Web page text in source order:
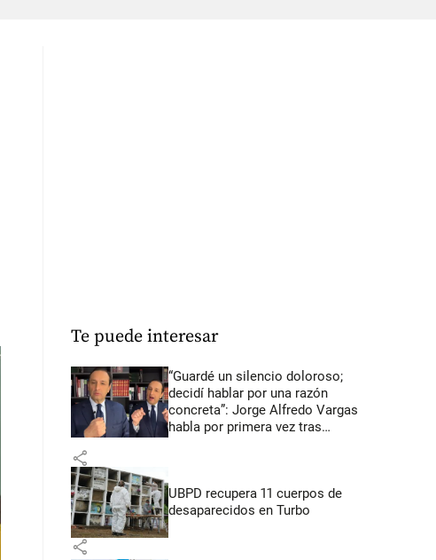
Te puede interesar
“Guardé un silencio doloroso;
decidí hablar por una razón
concreta”: Jorge Alfredo Vargas
habla por primera vez tras
share
UBPD recupera 11 cuerpos de
desaparecidos en Turbo
share